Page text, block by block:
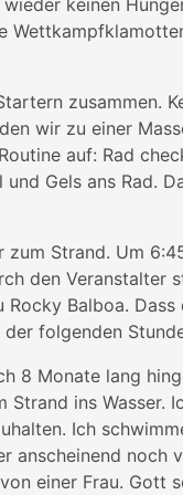
keinen
zusammen.
wir zu einer
auf: Rad
Gels ans Rad.
zum Strand. Um
den Veranstalter
Balboa. Dass
folgenden
8 Monate lang
ins Wasser.
Ich
anscheinend noch
einer Frau. Gott